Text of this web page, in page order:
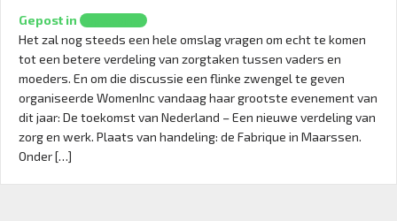
Gepost in
Het zal nog steeds een hele omslag vragen om echt te komen
tot een betere verdeling van zorgtaken tussen vaders en
moeders. En om die discussie een flinke zwengel te geven
organiseerde WomenInc vandaag haar grootste evenement van
dit jaar: De toekomst van Nederland – Een nieuwe verdeling van
zorg en werk. Plaats van handeling: de Fabrique in Maarssen.
Onder […]